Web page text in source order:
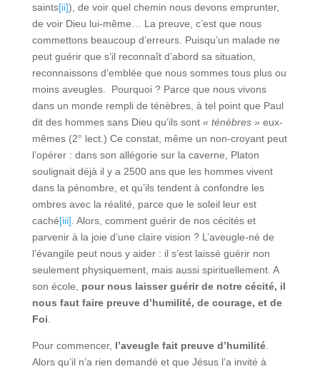
saints[ii]), de voir quel chemin nous devons emprunter,
de voir Dieu lui-même… La preuve, c’est que nous
commettons beaucoup d’erreurs. Puisqu’un malade ne
peut guérir que s’il reconnaît d’abord sa situation,
reconnaissons d’emblée que nous sommes tous plus ou
moins aveugles. Pourquoi ? Parce que nous vivons
dans un monde rempli de ténèbres, à tel point que Paul
dit des hommes sans Dieu qu’ils sont « ténèbres » eux-
mêmes (2° lect.) Ce constat, même un non-croyant peut
l’opérer : dans son allégorie sur la caverne, Platon
soulignait déjà il y a 2500 ans que les hommes vivent
dans la pénombre, et qu’ils tendent à confondre les
ombres avec la réalité, parce que le soleil leur est
caché[iii] . Alors, comment guérir de nos cécités et
parvenir à la joie d’une claire vision ? L’aveugle-né de
l’évangile peut nous y aider : il s’est laissé guérir non
seulement physiquement, mais aussi spirituellement. A
son école, pour nous laisser guérir de notre cécité, il
nous faut faire preuve d’humilité, de courage, et de
Foi
Pour commencer, l’aveugle fait preuve d’humilité.
Alors qu’il n’a rien demandé et que Jésus l’a invité à